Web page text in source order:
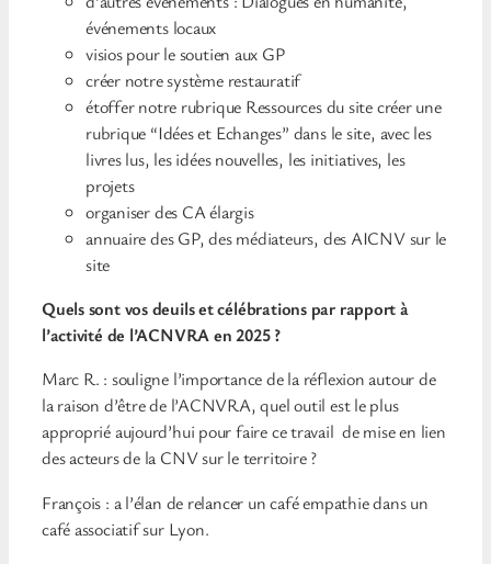
événements locaux
visios pour le soutien aux GP
créer notre système restauratif
étoffer notre rubrique Ressources du site créer une
rubrique “Idées et Echanges” dans le site, avec les
livres lus, les idées nouvelles, les initiatives, les
projets
organiser des CA élargis
annuaire des GP, des médiateurs, des AICNV sur le
site
Quels sont vos deuils et célébrations par rapport à
l’activité de l’ACNVRA en 2025 ?
Marc R. : souligne l’importance de la réflexion autour de
la raison d’être de l’ACNVRA, quel outil est le plus
approprié aujourd’hui pour faire ce travail de mise en lien
des acteurs de la CNV sur le territoire ?
François : a l’élan de relancer un café empathie dans un
café associatif sur Lyon.